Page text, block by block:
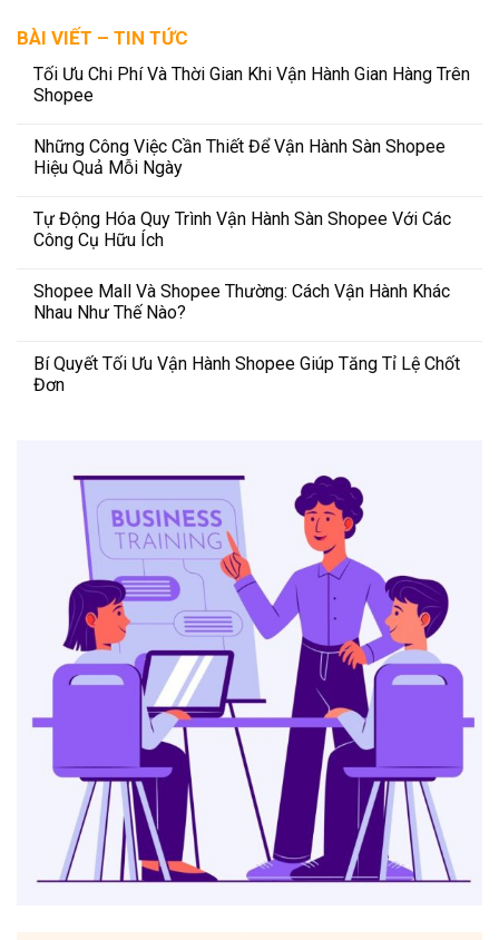
BÀI VIẾT – TIN TỨC
Tối Ưu Chi Phí Và Thời Gian Khi Vận Hành Gian Hàng Trên
Shopee
Những Công Việc Cần Thiết Để Vận Hành Sàn Shopee
Hiệu Quả Mỗi Ngày
Tự Động Hóa Quy Trình Vận Hành Sàn Shopee Với Các
Công Cụ Hữu Ích
Shopee Mall Và Shopee Thường: Cách Vận Hành Khác
Nhau Như Thế Nào?
Bí Quyết Tối Ưu Vận Hành Shopee Giúp Tăng Tỉ Lệ Chốt
Đơn